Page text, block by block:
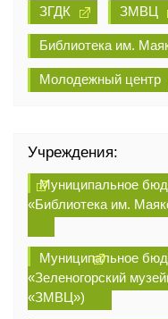
ЗГДК ЗМВЦ
Библиотека им.
Молодежный центр
Учреждения:
Муниципальное
«Библиотека им.
Муниципальное
«Зеленогорский
«ЗМВЦ»)